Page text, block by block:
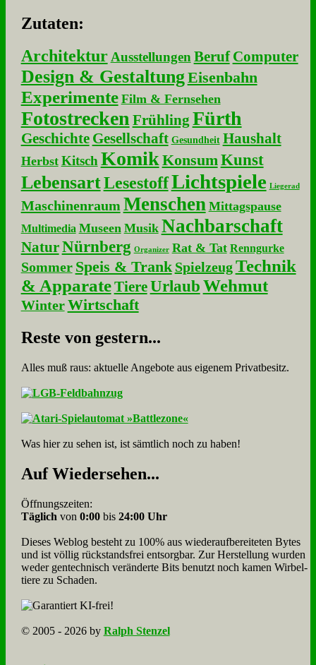
Zu­ta­ten:
Architektur Ausstellungen Beruf Computer
Design & GestaltungEisenbahn
Experimente Film & Fernsehen
Fotostrecken Frühling Fürth
Geschichte Gesellschaft Gesundheit Haushalt
Herbst Kitsch KomikKonsumKunst
LebensartLesestoffLichtspiele Liegerad
Maschinenraum Menschen Mittagspause
Multimedia Museen Musik Nachbarschaft
NaturNürnberg Organizer Rat & Tat Renngurke
Sommer Speis & Trank Spielzeug Technik
& Apparate Tiere UrlaubWehmut
Winter Wirtschaft
Re­ste von ge­stern...
Alles muß raus: aktuelle An­ge­bo­te aus eigenem Privatbesitz.
Was hier zu sehen ist, ist sämt­lich noch zu haben!
Auf Wie­der­se­hen...
Öffnungszeiten:
Täglich von 0:00bis 24:00 Uhr
Dieses Weblog besteht zu 100% aus wie­der­auf­bereite­ten Bytes
und ist völlig rück­stands­frei ent­sorg­bar. Zur Herstellung wurden
weder gen­tech­nisch veränderte Bits benutzt noch kamen Wir­bel­
tiere zu Scha­den.
© 2005 - 2026 by Ralph Stenzel